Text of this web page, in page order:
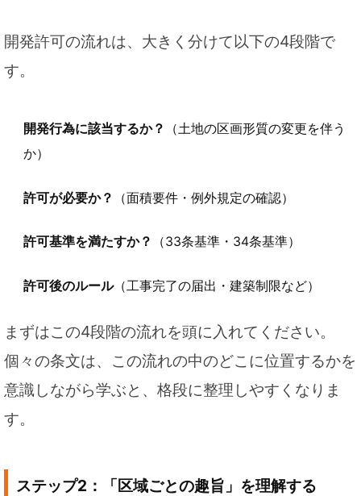
開発許可の流れは、大きく分けて以下の4段階で
す。
開発行為に該当するか？
（土地の区画形質の変更を伴う
か）
許可が必要か？ （面積要件・例外規定の確認）
許可基準を満たすか？ （33条基準・34条基準）
許可後のルール（工事完了の届出・建築制限など）
まずはこの4段階の流れを頭に入れてください。
個々の条文は、この流れの中のどこに位置するかを
意識しながら学ぶと、格段に整理しやすくなりま
す。
ステップ2：「区域ごとの趣旨」を理解する